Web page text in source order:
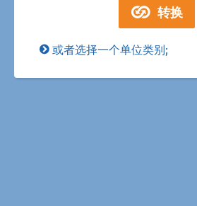
或者选择一个单位类别;